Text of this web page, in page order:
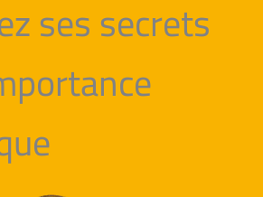
ses secrets